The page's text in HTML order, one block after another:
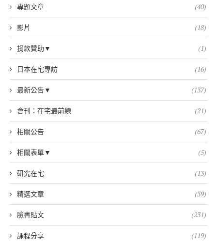
專題文章 (40)
影片 (18)
捐款贊助▼ (1)
日本在宅專訪 (16)
最新公告▼ (137)
會刊：在宅最前線 (21)
相關公告 (67)
相關表單▼ (5)
研究在宅 (13)
精選文章 (39)
臉書貼文 (231)
課程分享 (119)